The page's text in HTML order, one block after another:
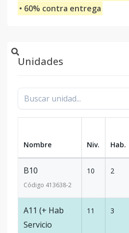
• 60% contra entrega
Unidades
Nombre Niv. Hab.
B10
Código 413638-2
10 2
A11 (+ Hab
Servicio
11 3